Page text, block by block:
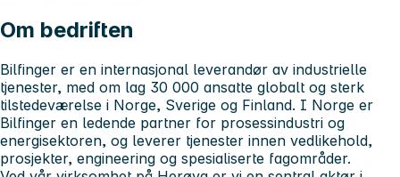
Om bedriften
Bilfinger er en internasjonal leverandør av industrielle
tjenester, med om lag 30 000 ansatte globalt og sterk
tilstedeværelse i Norge, Sverige og Finland. I Norge er
Bilfinger en ledende partner for prosessindustri og
energisektoren, og leverer tjenester innen vedlikehold,
prosjekter, engineering og spesialiserte fagområder.